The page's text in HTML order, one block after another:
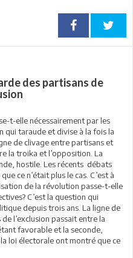
des partisans de
t-elle nécessairement par les
qui taraude et divise à la fois la
de clivage entre partisans et
la troika et l’opposition. La
hostile. Les récents débats
ce n’était plus le cas. C’est à
de la révolution passe-t-elle
C’est la question qui
depuis trois ans. La ligne de
l’exclusion passait entre la
favorable et la seconde,
loi électorale ont montré que ce